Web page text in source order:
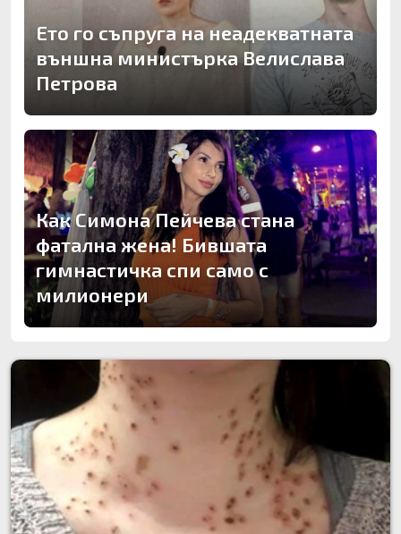
Ето го съпруга на неадекватната
външна министърка Велислава
Петрова
Как Симона Пейчева стана
фатална жена! Бившата
гимнастичка спи само с
милионери